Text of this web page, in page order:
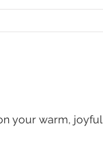
your warm,